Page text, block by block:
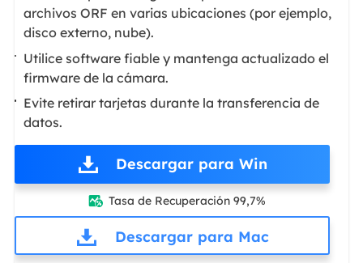
archivos ORF en varias ubicaciones (por ejemplo,
disco externo, nube).
Utilice software fiable y mantenga actualizado el
firmware de la cámara.
Evite retirar tarjetas durante la transferencia de
datos.
Descargar para Win
 Tasa de Recuperación 99,7%
Descargar para Mac